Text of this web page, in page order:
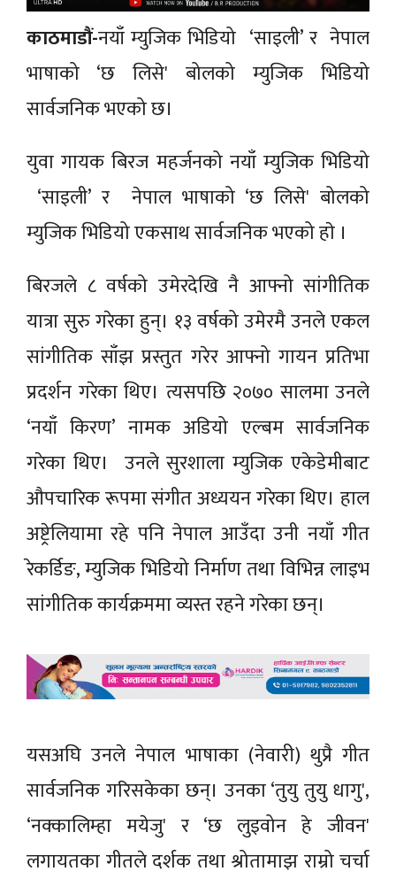
काठमाडौं-नयाँ म्युजिक भिडियो ‘साइली’ र नेपाल
भाषाको ‘छ लिसे' बोलको म्युजिक भिडियो
सार्वजनिक भएको छ।
युवा गायक बिरज महर्जनको नयाँ म्युजिक भिडियो
‘साइली’ र नेपाल भाषाको ‘छ लिसे' बोलको
म्युजिक भिडियो एकसाथ सार्वजनिक भएको हाे ।
बिरजले ८ वर्षको उमेरदेखि नै आफ्नो सांगीतिक
यात्रा सुरु गरेका हुन्। १३ वर्षको उमेरमै उनले एकल
सांगीतिक साँझ प्रस्तुत गरेर आफ्नो गायन प्रतिभा
प्रदर्शन गरेका थिए। त्यसपछि २०७० सालमा उनले
‘नयाँ किरण’ नामक अडियो एल्बम सार्वजनिक
गरेका थिए। उनले सुरशाला म्युजिक एकेडेमीबाट
औपचारिक रूपमा संगीत अध्ययन गरेका थिए। हाल
अष्ट्रेलियामा रहे पनि नेपाल आउँदा उनी नयाँ गीत
रेकर्डिङ, म्युजिक भिडियो निर्माण तथा विभिन्न लाइभ
सांगीतिक कार्यक्रममा व्यस्त रहने गरेका छन्।
यसअघि उनले नेपाल भाषाका (नेवारी) थुप्रै गीत
सार्वजनिक गरिसकेका छन्। उनका ‘तुयु तुयु धागु',
‘नक्कालिम्हा मयेजु' र ‘छ लुइवोन हे जीवन'
लगायतका गीतले दर्शक तथा श्रोतामाझ राम्रो चर्चा